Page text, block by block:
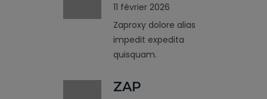
11 février 2026
Zaproxy dolore alias
impedit expedita
quisquam.
ZAP